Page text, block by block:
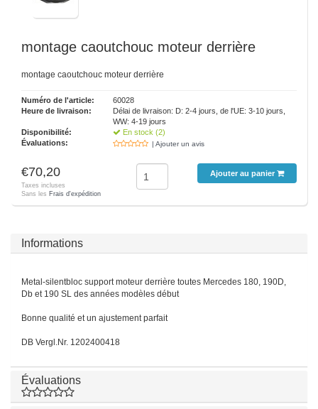
montage caoutchouc moteur derrière
montage caoutchouc moteur derrière
Numéro de l'article:
60028
Heure de livraison:
Délai de livraison: D: 2-4 jours, de l'UE: 3-10 jours,
WW: 4-19 jours
Disponibilité:
En stock (2)
Évaluations:
| Ajouter un avis
€70,20
Taxes incluses
Sans les Frais d'expédition
Ajouter au panier
Informations
Metal-silentbloc support moteur derrière toutes Mercedes 180, 190D,
Db et 190 SL des années modèles début
Bonne qualité et un ajustement parfait
DB Vergl.Nr. 1202400418
Évaluations